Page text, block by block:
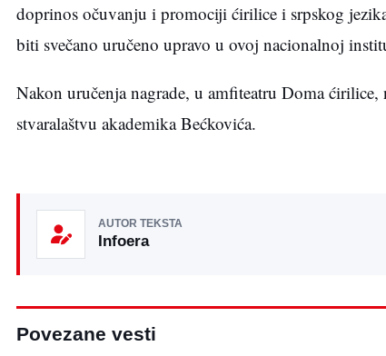
doprinos očuvanju i promociji ćirilice i srpskog
biti svečano uručeno upravo u ovoj nacionalnoj
Nakon uručenja nagrade, u amfiteatru Doma ćirilice,
stvaralaštvu akademika Bećkovića.
AUTOR TEKSTA
Infoera
Povezane vesti